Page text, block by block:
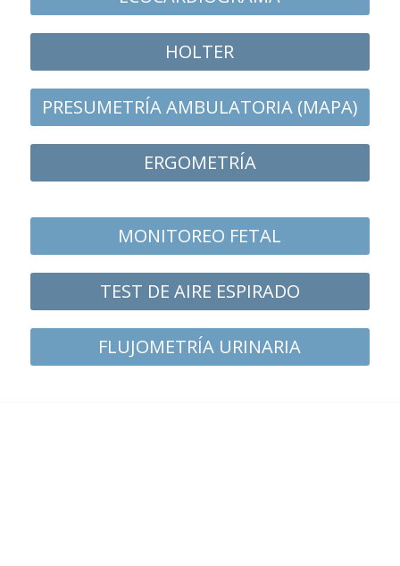
HOLTER
PRESUMETRÍA AMBULATORIA (MAPA)
ERGOMETRÍA
MONITOREO FETAL
TEST DE AIRE ESPIRADO
FLUJOMETRÍA URINARIA